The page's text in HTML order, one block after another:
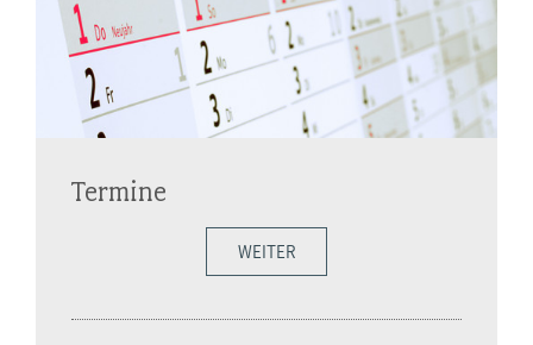
Termine
WEITER